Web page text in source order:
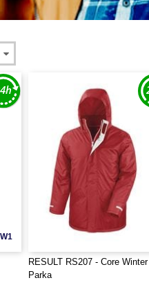
W1
RESULT RS207 - Core Winter
Parka